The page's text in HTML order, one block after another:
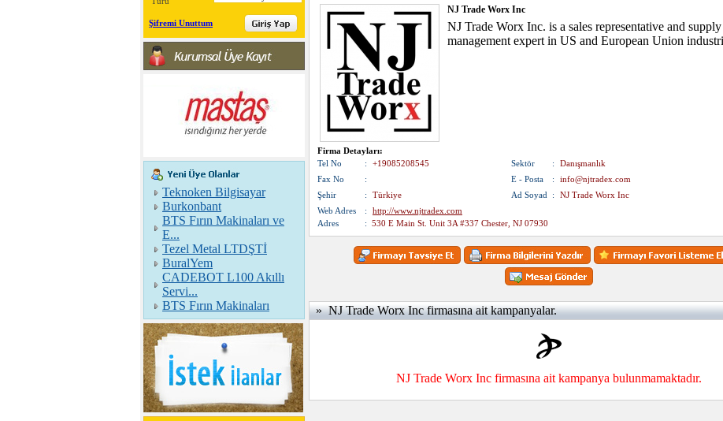
Şifremi Unuttum
Teknoken Bilgisayar
Burkonbant
BTS Fırın Makinaları ve
E...
Tezel Metal LTDŞTİ
BuralYem
CADEBOT L100 Akıllı
Servi...
BTS Fırın Makinaları
NJ Trade Worx Inc
NJ Trade Worx Inc. is a sales representative and
management expert in US and European Union
Firma Detayları:
Tel No
: +19085208545 Sektör :
Danışmanlık
Fax No
: E - Posta :
info@njtradex.com
Şehir
: Türkiye Ad Soyad :
NJ Trade Worx Inc
Web Adres
:
http://www.njtradex.com
Adres
: 530 E Main St. Unit 3A #337 Chester, NJ 07930
» NJ Trade Worx Inc firmasına ait kampanyalar.
NJ Trade Worx Inc firmasına ait kampanya bulunmamaktadır.